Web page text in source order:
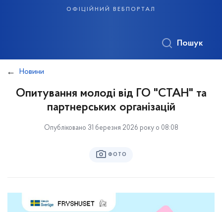
офіційний вебпортал
Пошук
Новини
Опитування молоді від ГО "СТАН" та
партнерських організацій
Опубліковано 31 березня 2026 року о 08:08
ФОТО